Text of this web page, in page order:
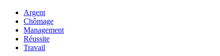
Argent
Chômage
Management
Réussite
Travail